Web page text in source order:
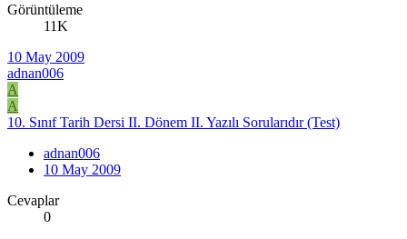
Görüntüleme
11K
10 May 2009
adnan006
A
A
10. Sınıf Tarih Dersi II. Dönem II. Yazılı Sorularıdır (Test)
adnan006
10 May 2009
Cevaplar
0